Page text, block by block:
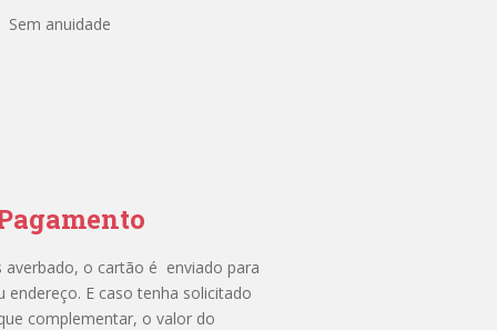
Sem anuidade
averbado, o cartão é enviado para
endereço. E caso tenha solicitado
complementar, o valor do